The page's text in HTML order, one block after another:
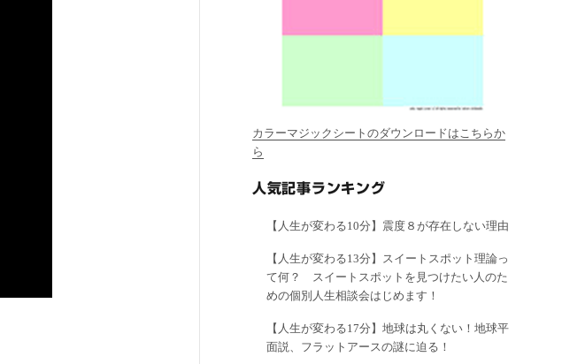
カラーマジックシートのダウンロードはこちらか
ら
人気記事ランキング
【人生が変わる10分】震度８が存在しない理由
【人生が変わる13分】スイートスポット理論っ
て何？ スイートスポットを見つけたい人のた
めの個別人生相談会はじめます！
【人生が変わる17分】地球は丸くない！地球平
面説、フラットアースの謎に迫る！